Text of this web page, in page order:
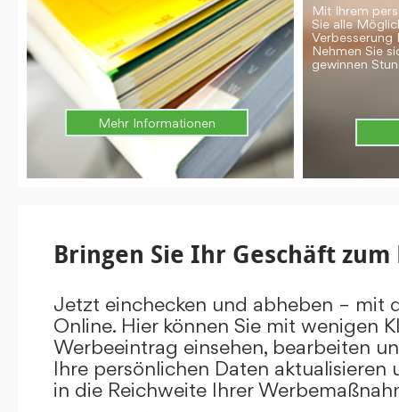
Mehr Informationen
Mit Ihrem
Sie alle
Verbesserung
Nehmen Sie
gewinnen
Bringen Sie Ihr Geschäft zum
Jetzt einchecken und abheben – mit
Online. Hier können Sie mit wenigen
Werbeeintrag einsehen, bearbeiten
Ihre persönlichen Daten aktualisieren
in die Reichweite Ihrer